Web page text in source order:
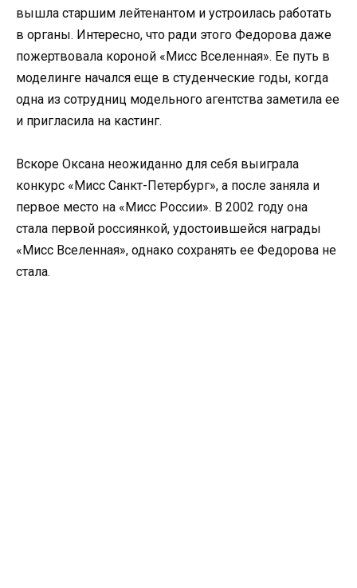
вышла старшим лейтенантом и устроилась работать
в органы. Интересно, что ради этого Федорова даже
пожертвовала короной «Мисс Вселенная». Ее путь в
моделинге начался еще в студенческие годы, когда
одна из сотрудниц модельного агентства заметила ее
и пригласила на кастинг.
Вскоре Оксана неожиданно для себя выиграла
конкурс «Мисс Санкт-Петербург», а после заняла и
первое место на «Мисс России». В 2002 году она
стала первой россиянкой, удостоившейся награды
«Мисс Вселенная», однако сохранять ее Федорова не
стала.